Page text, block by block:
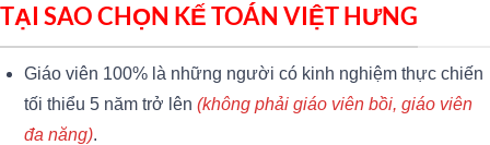
TẠI SAO CHỌN KẾ TOÁN VIỆT HƯNG
Giáo viên 100% là những người có kinh nghiệm thực chiến
tối thiểu 5 năm trở lên (không phải giáo viên bồi, giáo viên
đa năng).